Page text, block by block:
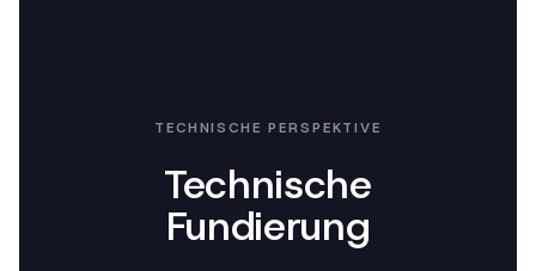
TECHNISCHE PERSPEKTIVE
Technische
Fundierung